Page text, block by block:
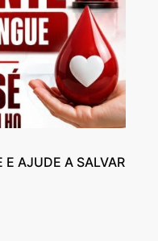
E AJUDE A SALVAR